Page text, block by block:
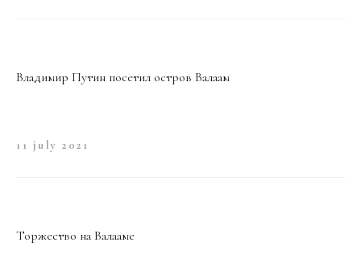
Владимир Путин посетил остров Валаам
11 july 2021
Торжество на Валааме